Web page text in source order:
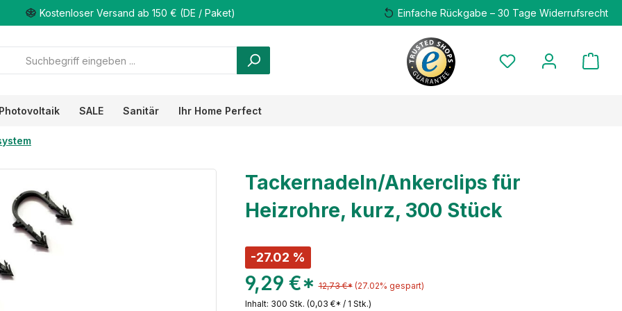
Kostenloser Versand ab 150 € (DE / Paket) Einfache Rückgabe – 30 Tage Widerrufsrecht
Photovoltaik SALE Sanitär Ihr Home Perfect
Tackernadeln/Ankerclips für
Heizrohre, kurz, 300 Stück
-27.02 %
9,29 €* 12,73 €* (27.02% gespart)
Inhalt: 300 Stk. (0,03 €* / 1 Stk.)